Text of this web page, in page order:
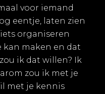
voor iemand
eentje, laten zien
organiseren
kan maken en dat
ik dat willen? Ik
zou ik met je
met je kennis